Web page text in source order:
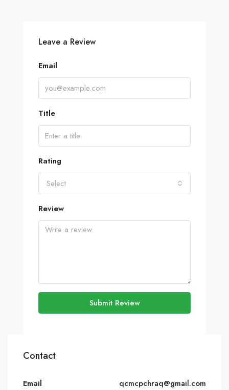
Leave a Review
Email
Title
Rating
Select
Review
Submit Review
Contact
Email
qcmcpchraq@gmail.com